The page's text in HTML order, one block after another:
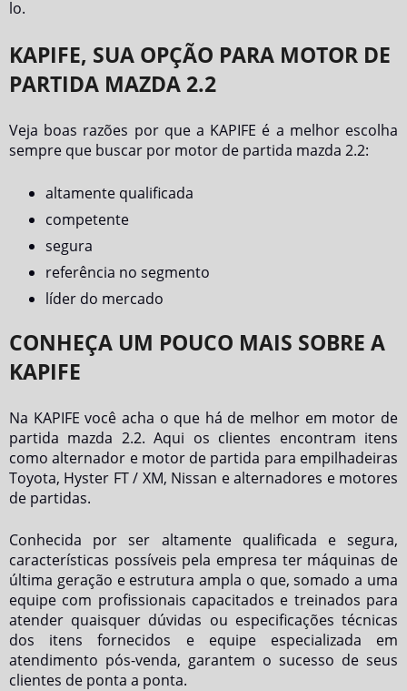
lo.
KAPIFE, SUA OPÇÃO PARA MOTOR DE
PARTIDA MAZDA 2.2
Veja boas razões por que a KAPIFE é a melhor escolha
sempre que buscar por motor de partida mazda 2.2:
altamente qualificada
competente
segura
referência no segmento
líder do mercado
CONHEÇA UM POUCO MAIS SOBRE A
KAPIFE
Na KAPIFE você acha o que há de melhor em motor de
partida mazda 2.2. Aqui os clientes encontram itens
como alternador e motor de partida para empilhadeiras
Toyota, Hyster FT / XM, Nissan e alternadores e motores
de partidas.
Conhecida por ser altamente qualificada e segura,
características possíveis pela empresa ter máquinas de
última geração e estrutura ampla o que, somado a uma
equipe com profissionais capacitados e treinados para
atender quaisquer dúvidas ou especificações técnicas
dos itens fornecidos e equipe especializada em
atendimento pós-venda, garantem o sucesso de seus
clientes de ponta a ponta.